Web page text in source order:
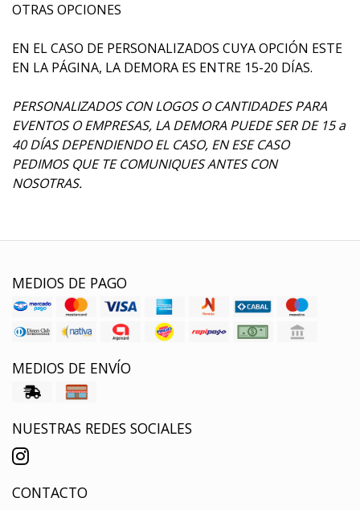
OTRAS OPCIONES
EN EL CASO DE PERSONALIZADOS CUYA OPCIÓN ESTE
EN LA PÁGINA, LA DEMORA ES ENTRE 15-20 DÍAS.
PERSONALIZADOS CON LOGOS O CANTIDADES PARA
EVENTOS O EMPRESAS, LA DEMORA PUEDE SER DE 15 a
40 DÍAS DEPENDIENDO EL CASO, EN ESE CASO
PEDIMOS QUE TE COMUNIQUES ANTES CON
NOSOTRAS.
MEDIOS DE PAGO
MEDIOS DE ENVÍO
NUESTRAS REDES SOCIALES
CONTACTO